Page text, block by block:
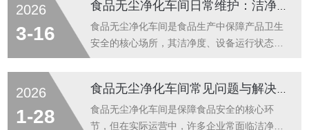
封隔离、全面吹扫、便捷运维”为核心，整体采
用密闭式箱体结构，兼顾实用性与密封性。箱
体材质选用耐腐蚀、易清洁的材料，有效...
求的不断提高，许多老旧生产车间需改造为无
尘净化车间，以适配现代化食品生产需求。旧
车间改造不同于新建车间，需兼顾原有建筑结
利完成、满足生产与合规要求的核心前提。旧
车间改造食品无尘净化车间需遵循标准化流
程，循序渐进推进，确保改造质量与效率，核
2026
3-16
食品无尘净化车间日常维护：洁净度检测、设备保养与运行管理
食品无尘净化车间是食品生产中保障产品卫生
安全的核心场所，其洁净度、设备运行状态直
护作为维持车间洁净水平、保障生产连续稳定
的关键环节，需围绕洁净度检测、设备保养、
运行管理三大核心展开，遵循标准化、常态化
2026
1-28
食品无尘净化车间常见问题与解决方案：洁净度不达标、霉菌滋生等
食品无尘净化车间是保障食品安全的核心环
节，但在实际运营中，许多企业常面临洁净度